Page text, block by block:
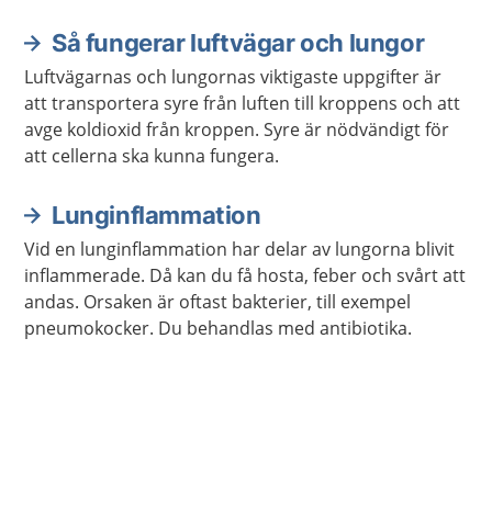
Så fungerar luftvägar och lungor
Luftvägarnas och lungornas viktigaste uppgifter är
att transportera syre från luften till kroppens och att
avge koldioxid från kroppen. Syre är nödvändigt för
att cellerna ska kunna fungera.
Lunginflammation
Vid en lunginflammation har delar av lungorna blivit
inflammerade. Då kan du få hosta, feber och svårt att
andas. Orsaken är oftast bakterier, till exempel
pneumokocker. Du behandlas med antibiotika.